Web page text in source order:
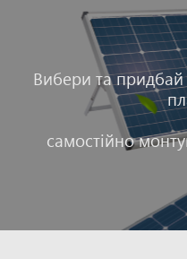
Вибери та
самостійно